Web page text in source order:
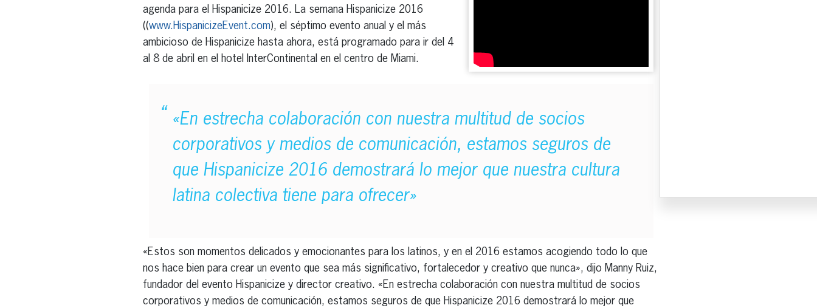
agenda para el Hispanicize 2016. La semana Hispanicize 2016
((www.HispanicizeEvent.com), el séptimo evento anual y el más
ambicioso de Hispanicize hasta ahora, está programado para ir del 4
al 8 de abril en el hotel InterContinental en el centro de Miami.
«En estrecha colaboración con nuestra multitud de socios
corporativos y medios de comunicación, estamos seguros de
que Hispanicize 2016 demostrará lo mejor que nuestra cultura
latina colectiva tiene para ofrecer»
«Estos son momentos delicados y emocionantes para los latinos, y en el 2016 estamos acogiendo todo lo que
nos hace bien para crear un evento que sea más significativo, fortalecedor y creativo que nunca», dijo Manny Ruiz,
fundador del evento Hispanicize y director creativo. «En estrecha colaboración con nuestra multitud de socios
corporativos y medios de comunicación, estamos seguros de que Hispanicize 2016 demostrará lo mejor que